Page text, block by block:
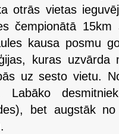
otrās vietas
čempionātā
kausa posmu
kuras
uz sesto vietu.
Labāko
bet augstāk